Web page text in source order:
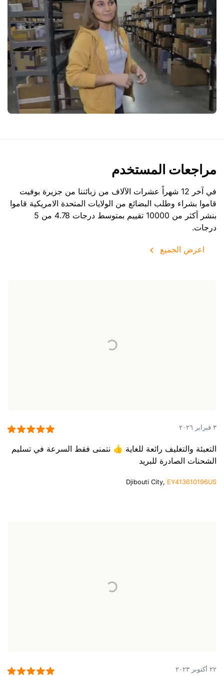
مراجعات المستخدم
في آخر 12 شهراً عشرات الآلاف من زبائننا من جزيرة بوفيت
قاموا بشراء وطلب البضائع من الولايات المتحدة الامريكية قاموا
بنشر أكثر من 10000 تقييم بمتوسط درجات 4.78 من 5
درجات.
اعرض الجميع
٣ فبراير ٢٠٢٦
التعبئة والتغليف رائعة للغاية 👍 نتمنى فقط السرعة في تسليم
الشحنات الصادرة للبريد
Djibouti City, EY413610196US
٢٢ أكتوبر ٢٠٢٣